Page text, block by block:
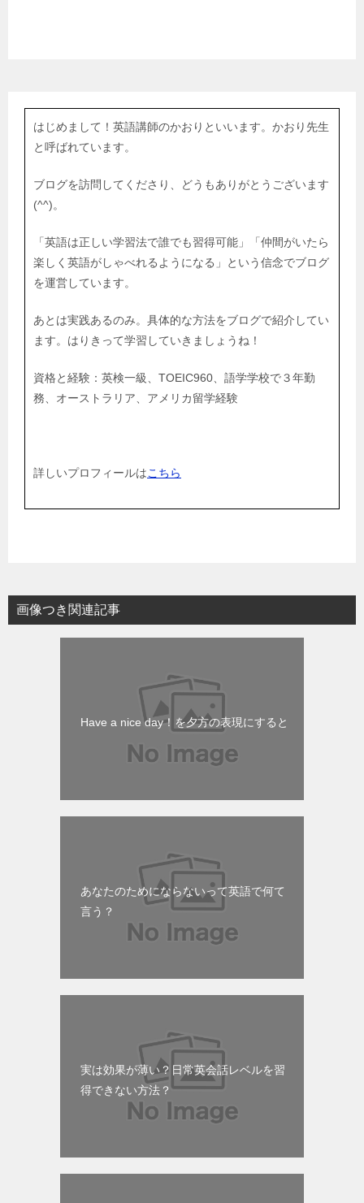
はじめまして！英語講師のかおりといいます。かおり先生
と呼ばれています。
ブログを訪問してくださり、どうもありがとうございます
(^^)。
「英語は正しい学習法で誰でも習得可能」「仲間がいたら
楽しく英語がしゃべれるようになる」という信念でブログ
を運営しています。
あとは実践あるのみ。具体的な方法をブログで紹介してい
ます。はりきって学習していきましょうね！
資格と経験：英検一級、TOEIC960、語学学校で３年勤
務、オーストラリア、アメリカ留学経験
詳しいプロフィールはこちら
画像つき関連記事
Have a nice day！を夕方の表現にすると
あなたのためにならないって英語で何て
言う？
実は効果が薄い？日常英会話レベルを習
得できない方法？